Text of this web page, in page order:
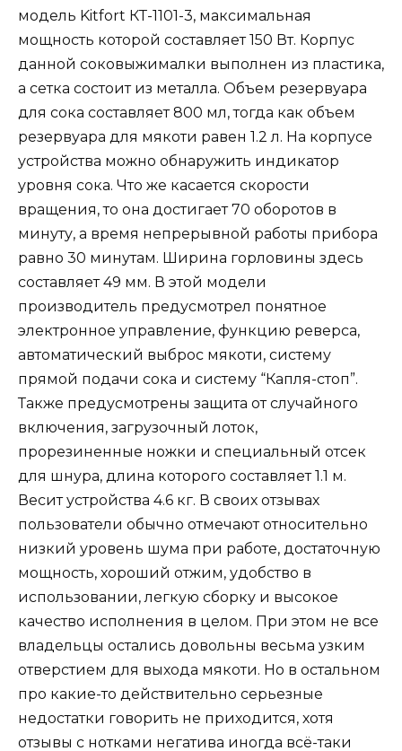
модель Kitfort КТ-1101-3, максимальная
мощность которой составляет 150 Вт. Корпус
данной соковыжималки выполнен из пластика,
а сетка состоит из металла. Объем резервуара
для сока составляет 800 мл, тогда как объем
резервуара для мякоти равен 1.2 л. На корпусе
устройства можно обнаружить индикатор
уровня сока. Что же касается скорости
вращения, то она достигает 70 оборотов в
минуту, а время непрерывной работы прибора
равно 30 минутам. Ширина горловины здесь
составляет 49 мм. В этой модели
производитель предусмотрел понятное
электронное управление, функцию реверса,
автоматический выброс мякоти, систему
прямой подачи сока и систему “Капля-стоп”.
Также предусмотрены защита от случайного
включения, загрузочный лоток,
прорезиненные ножки и специальный отсек
для шнура, длина которого составляет 1.1 м.
Весит устройства 4.6 кг. В своих отзывах
пользователи обычно отмечают относительно
низкий уровень шума при работе, достаточную
мощность, хороший отжим, удобство в
использовании, легкую сборку и высокое
качество исполнения в целом. При этом не все
владельцы остались довольны весьма узким
отверстием для выхода мякоти. Но в остальном
про какие-то действительно серьезные
недостатки говорить не приходится, хотя
отзывы с нотками негатива иногда всё-таки